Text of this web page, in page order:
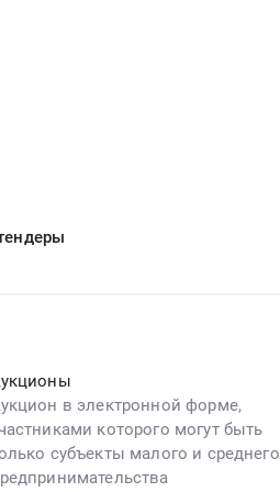
в электронной форме,
которого могут быть
субъекты малого и среднего